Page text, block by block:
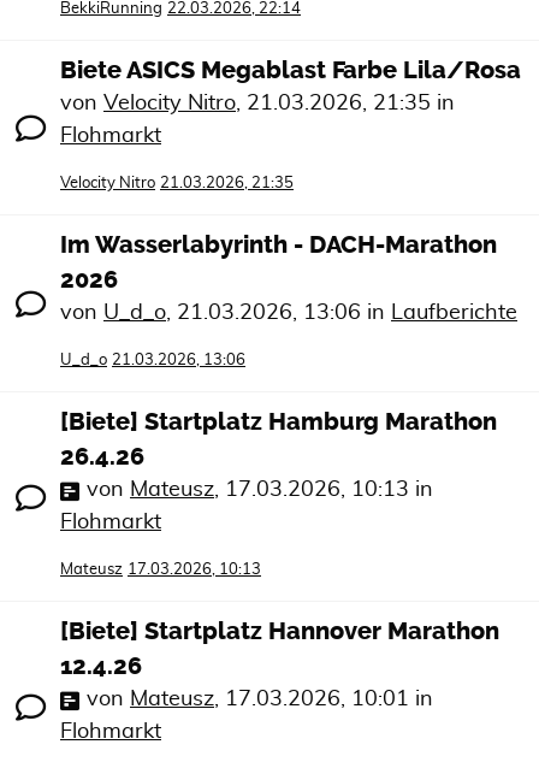
BekkiRunning 22.03.2026, 22:14
Biete ASICS Megablast Farbe Lila/Rosa
von Velocity Nitro, 21.03.2026, 21:35 in
Flohmarkt
Velocity Nitro 21.03.2026, 21:35
Im Wasserlabyrinth - DACH-Marathon
2026
von U_d_o, 21.03.2026, 13:06 in Laufberichte
U_d_o 21.03.2026, 13:06
[Biete] Startplatz Hamburg Marathon
26.4.26
von Mateusz, 17.03.2026, 10:13 in
Flohmarkt
Mateusz 17.03.2026, 10:13
[Biete] Startplatz Hannover Marathon
12.4.26
von Mateusz, 17.03.2026, 10:01 in
Flohmarkt